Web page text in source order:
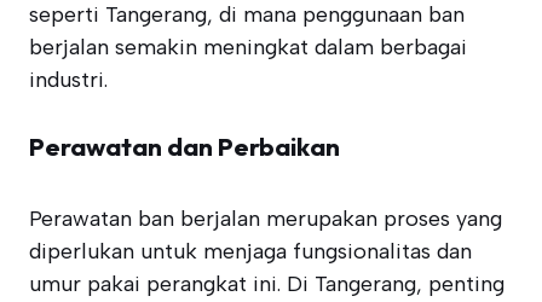
seperti Tangerang, di mana penggunaan ban
berjalan semakin meningkat dalam berbagai
industri.
Perawatan dan Perbaikan
Perawatan ban berjalan merupakan proses yang
diperlukan untuk menjaga fungsionalitas dan
umur pakai perangkat ini. Di Tangerang, penting